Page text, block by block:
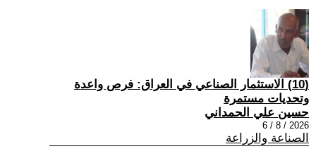
(10) الاستثمار الصناعي في العراق: فرص واعدة
وتحديات مستمرة
حسين علي الحمداني
2026 / 8 / 6
الصناعة والزراعة